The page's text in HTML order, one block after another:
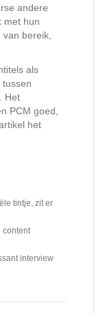
andere
met hun
bereik,
als
Het
PCM goed,
het
tintje, zit er
content
interview